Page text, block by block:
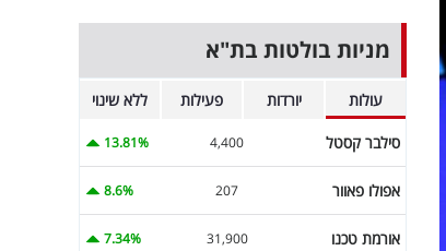
מניות בולטות בת"א
עולות יורדות פעילות ללא שינוי
סילבר קסטל 4,400
13.81%
אפולו פאוור 207
8.6%
אורמת טכנו 31,900
7.34%